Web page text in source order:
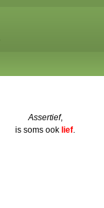
Assertief,
is soms ook lief.